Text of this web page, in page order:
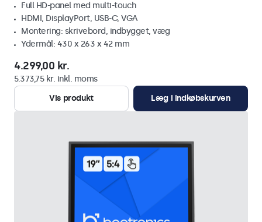
Full HD-panel med multi-touch
HDMI, DisplayPort, USB-C, VGA
Montering: skrivebord, indbygget, væg
Ydermål: 430 x 263 x 42 mm
4.299,00 kr.
5.373,75 kr. inkl. moms
Vis produkt
Læg i indkøbskurven